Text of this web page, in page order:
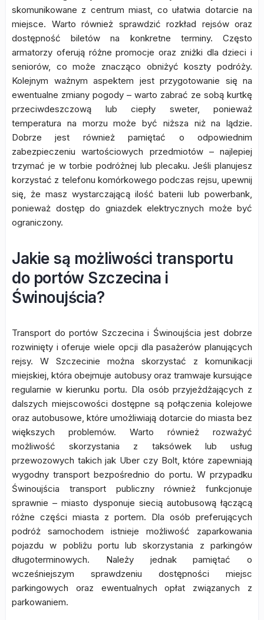
skomunikowane z centrum miast, co ułatwia dotarcie na
miejsce. Warto również sprawdzić rozkład rejsów oraz
dostępność biletów na konkretne terminy. Często
armatorzy oferują różne promocje oraz zniżki dla dzieci i
seniorów, co może znacząco obniżyć koszty podróży.
Kolejnym ważnym aspektem jest przygotowanie się na
ewentualne zmiany pogody – warto zabrać ze sobą kurtkę
przeciwdeszczową lub ciepły sweter, ponieważ
temperatura na morzu może być niższa niż na lądzie.
Dobrze jest również pamiętać o odpowiednim
zabezpieczeniu wartościowych przedmiotów – najlepiej
trzymać je w torbie podróżnej lub plecaku. Jeśli planujesz
korzystać z telefonu komórkowego podczas rejsu, upewnij
się, że masz wystarczającą ilość baterii lub powerbank,
ponieważ dostęp do gniazdek elektrycznych może być
ograniczony.
Jakie są możliwości transportu
do portów Szczecina i
Świnoujścia?
Transport do portów Szczecina i Świnoujścia jest dobrze
rozwinięty i oferuje wiele opcji dla pasażerów planujących
rejsy. W Szczecinie można skorzystać z komunikacji
miejskiej, która obejmuje autobusy oraz tramwaje kursujące
regularnie w kierunku portu. Dla osób przyjeżdżających z
dalszych miejscowości dostępne są połączenia kolejowe
oraz autobusowe, które umożliwiają dotarcie do miasta bez
większych problemów. Warto również rozważyć
możliwość skorzystania z taksówek lub usług
przewozowych takich jak Uber czy Bolt, które zapewniają
wygodny transport bezpośrednio do portu. W przypadku
Świnoujścia transport publiczny również funkcjonuje
sprawnie – miasto dysponuje siecią autobusową łączącą
różne części miasta z portem. Dla osób preferujących
podróż samochodem istnieje możliwość zaparkowania
pojazdu w pobliżu portu lub skorzystania z parkingów
długoterminowych. Należy jednak pamiętać o
wcześniejszym sprawdzeniu dostępności miejsc
parkingowych oraz ewentualnych opłat związanych z
parkowaniem.